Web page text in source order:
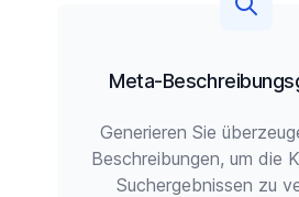
Meta-
Generieren Sie
Beschreibungen, um die
Suchergebnissen zu